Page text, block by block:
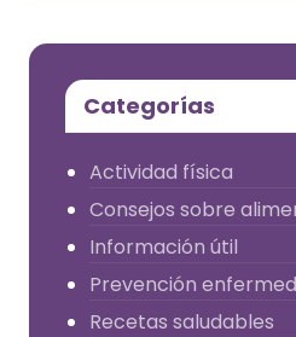
Categorías
Actividad física
Consejos sobre
Información útil
Prevención
Recetas saludables